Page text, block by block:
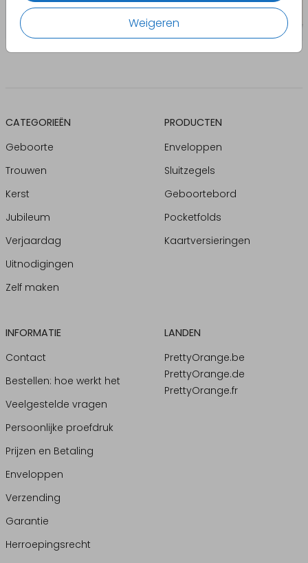
Weigeren
CATEGORIEËN
Geboorte
Trouwen
Kerst
Jubileum
Verjaardag
Uitnodigingen
Zelf maken
PRODUCTEN
Enveloppen
Sluitzegels
Geboortebord
Pocketfolds
Kaartversieringen
INFORMATIE
Contact
Bestellen: hoe werkt het
Veelgestelde vragen
Persoonlijke proefdruk
Prijzen en Betaling
Enveloppen
Verzending
Garantie
Herroepingsrecht
LANDEN
PrettyOrange.be
PrettyOrange.de
PrettyOrange.fr